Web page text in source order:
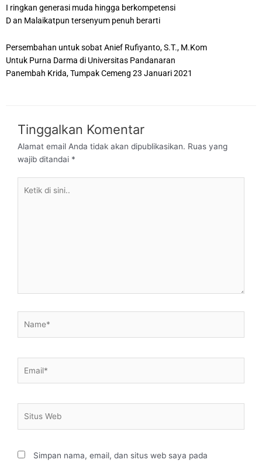
I ringkan generasi muda hingga berkompetensi
D an Malaikatpun tersenyum penuh berarti
Persembahan untuk sobat Anief Rufiyanto, S.T., M.Kom
Untuk Purna Darma di Universitas Pandanaran
Panembah Krida, Tumpak Cemeng 23 Januari 2021
Tinggalkan Komentar
Alamat email Anda tidak akan dipublikasikan. Ruas yang
wajib ditandai *
Web
Simpan nama, email, dan situs web saya pada